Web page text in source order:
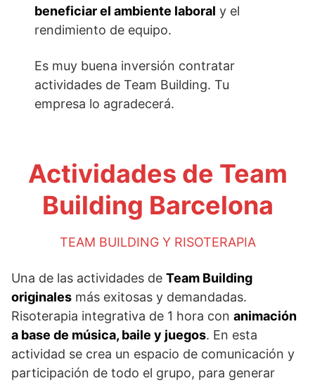
beneficiar el ambiente laboral y el
rendimiento de equipo.
Es muy buena inversión contratar
actividades de Team Building. Tu
empresa lo agradecerá.
Actividades de Team
Building Barcelona
TEAM BUILDING Y RISOTERAPIA
Una de las actividades de Team Building
originales más exitosas y demandadas.
Risoterapia integrativa de 1 hora con animación
a base de música, baile y juegos. En esta
actividad se crea un espacio de comunicación y
participación de todo el grupo, para generar